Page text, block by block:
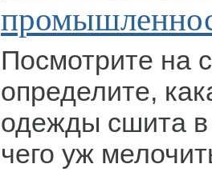
Посмотрите на
определите,
одежды сшита в
чего уж